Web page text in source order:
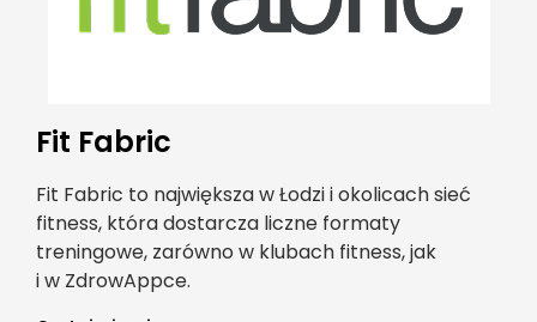
Fit Fabric
Fit Fabric to największa w Łodzi i okolicach sieć
fitness, która dostarcza liczne formaty
treningowe, zarówno w klubach fitness, jak
i w ZdrowAppce.